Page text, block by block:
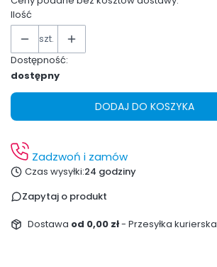
Ilość
szt.
Dostępność:
dostępny
DODAJ DO KOSZYKA
Zadzwoń i zamów
Czas wysyłki:24 godziny
Zapytaj o produkt
Dostawa od 0,00 zł- Przesyłka kurierska